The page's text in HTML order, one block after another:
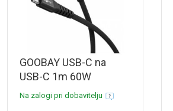
GOOBAY USB-C na
USB-C 1m 60W
480Mbit/s črn
Na zalogi pri dobavitelju